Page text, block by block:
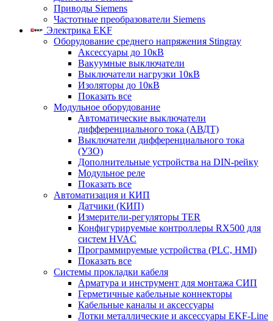
Приводы Siemens
Частотные преобразователи Siemens
Электрика EKF
Оборудование среднего напряжения Stingray
Аксессуары до 10кВ
Вакуумные выключатели
Выключатели нагрузки 10кВ
Изоляторы до 10кВ
Показать все
Модульное оборудование
Автоматические выключатели
дифференциального тока (АВДТ)
Выключатели дифференциального тока
(УЗО)
Дополнительные устройства на DIN-рейку
Модульное реле
Показать все
Автоматизация и КИП
Датчики (КИП)
Измерители-регуляторы TER
Конфигурируемые контроллеры RX500 для
систем HVAC
Программируемые устройства (PLC, HMI)
Показать все
Системы прокладки кабеля
Арматура и инструмент для монтажа СИП
Герметичные кабельные коннекторы
Кабельные каналы и аксессуары
Лотки металлические и аксессуары EKF-Line